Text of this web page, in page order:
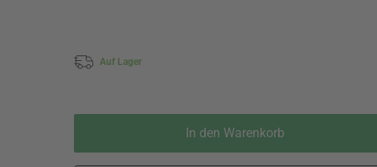
Auf Lager
In den Warenkorb